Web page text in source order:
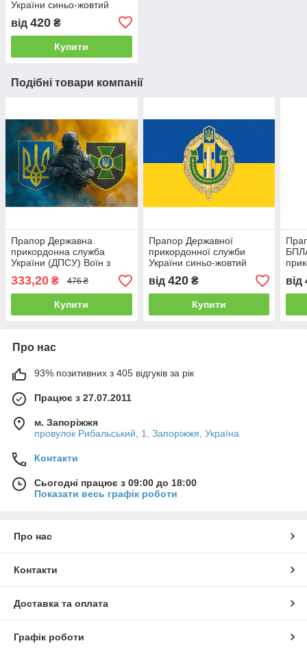
України синьо-жовтий
від 420 ₴
Купити
Подібні товари компанії
Прапор Державна
прикордонна служба
України (ДПСУ) Воїн з
гербом України та
підрозділу Прапорна сітка,
1,05х0,7 м Розпродаж
333,20 ₴ 476 ₴
Купити
Прапор Державної
прикордонної служби
України синьо-жовтий
від 420₴
Купити
від
Про нас
93% позитивних з 405 відгуків за рік
Працює з 27.07.2011
м. Запоріжжя
провулок Рибальський, 1, Запоріжжя, Україна
Контакти
Сьогодні працює з 09:00 до 18:00
Показати весь графік роботи
Про нас
Контакти
Доставка та оплата
Графік роботи